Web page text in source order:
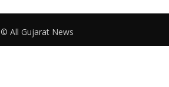
© All Gujarat News